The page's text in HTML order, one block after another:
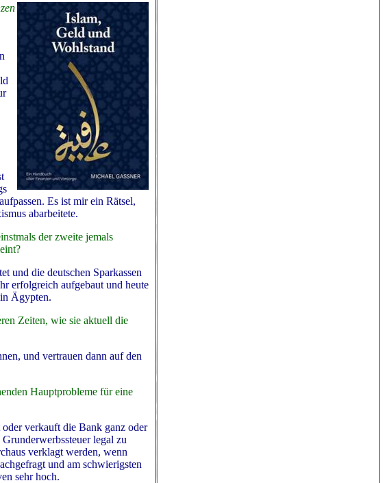
Es ist mir ein Rätsel,
abarbeitete.
der zweite jemals
und die deutschen Sparkassen
erfolgreich aufgebaut und heute
Ägypten.
Zeiten, wie sie aktuell die
und vertrauen dann auf den
Hauptprobleme für eine
verkauft die Bank ganz oder
legal zu
verklagt werden, wenn
und am schwierigsten
sehr hoch.